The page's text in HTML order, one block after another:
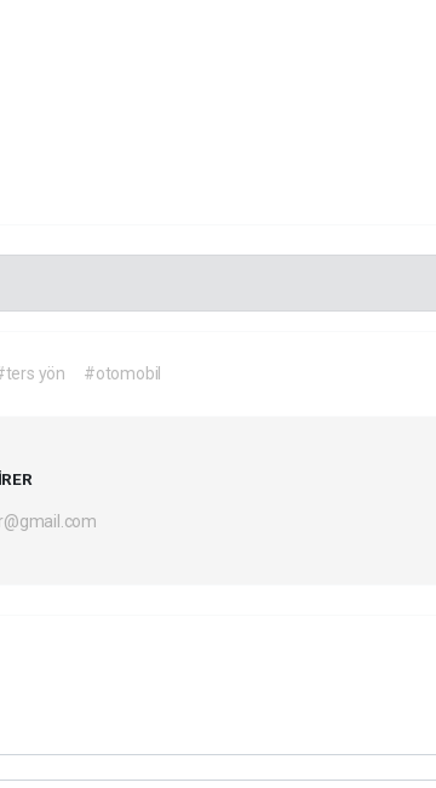
yön #otomobil